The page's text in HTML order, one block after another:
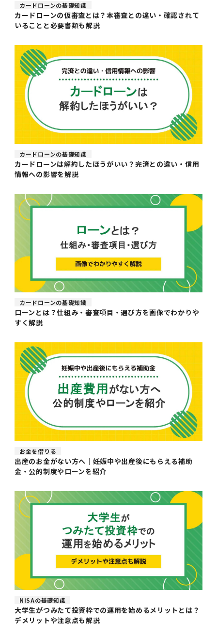
カードローンの基礎知識
カードローンの仮審査とは？本審査との違い・確認されて
いることと必要書類も解説
カードローンの基礎知識
カードローンは解約したほうがいい？完済との違い・信用
情報への影響を解説
カードローンの基礎知識
ローンとは？仕組み・審査項目・選び方を画像でわかりや
すく解説
お金を借りる
出産のお金がない方へ｜妊娠中や出産後にもらえる補助
金・公的制度やローンを紹介
NISAの基礎知識
大学生がつみたて投資枠での運用を始めるメリットとは？
デメリットや注意点も解説